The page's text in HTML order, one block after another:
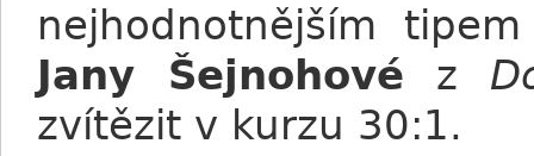
nejhodnotnějším
Jany Šejnohové z
zvítězit v kurzu 30:1.